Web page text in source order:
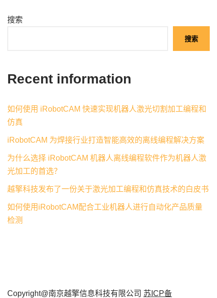
搜索
搜索
Recent information
如何使用 iRobotCAM 快速实现机器人激光切割加工编程和
仿真
iRobotCAM 为焊接行业打造智能高效的离线编程解决方案
为什么选择 iRobotCAM 机器人离线编程软件作为机器人激
光加工的首选？
越擎科技发布了一份关于激光加工编程和仿真技术的白皮书
如何使用iRobotCAM配合工业机器人进行自动化产品质量
检测
Copyright@南京越擎信息科技有限公司 苏ICP备